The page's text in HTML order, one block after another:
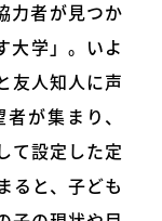
力者が見つか
大学」。いよ
友人知人に声
が集まり、
て設定した定
ると、子ども